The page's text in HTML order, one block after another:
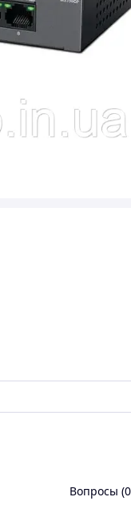
Вопросы